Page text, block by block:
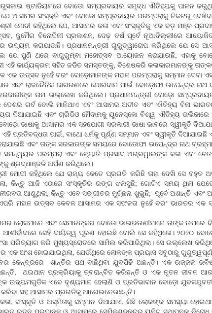
ଷ୍ଟାଡିୟମରେ ବୋଡୋ ସମ୍ପ୍ରଦାୟର ସମୃଦ୍ଧ ଐତିହ୍ୟକୁ ପାଳନ
ଆସାମର ସଂସ୍କୃତି ଏବଂ ବୋଡୋ ସମ୍ପ୍ରଦାୟର ପରମ୍ପରାକୁ ନିକଟରୁ
ମୋଦୀ କହିଥିଲେ ଯେ, ଆସାମର କଳା ଏବଂ ସଂସ୍କୃତିକୁ ଏକ ବଡ଼ ମଞ୍ଚ
ଜୁମୈର ବିନୋଦିନୀ ପ୍ରକାଶନ, ଦେଢ଼ ବର୍ଷ ପୂର୍ବେ ନୂଆଦିଲ୍ଲୀରେ
କରାଯାଉଛି। ପ୍ରଧାନମନ୍ତ୍ରୀ ଗୁରୁତ୍ୱାରୋପ କରିଥିଲେ ଯେ ସେ
ଯେ ପୁଣି ଥରେ ବାଗୁରୁମ୍ବା ମହୋତ୍ସବ ଆୟୋଜନ କରାଯାଉଛି,
ଏହି କାର୍ଯ୍ୟକ୍ରମ ସହିତ ଜଡିତ ସମସ୍ତଙ୍କୁ, ବିଶେଷକରି କଳାକାରମାନଙ୍କୁ
ଏକ ଉତ୍ସବ ନୁହେଁ ବରଂ ବୋଡ଼ୋମାନଙ୍କ ମହାନ ପରମ୍ପରାକୁ ସମ୍ମାନ
ଏବଂ ରାଜନୈତିକ ଜାଗରଣରେ ଯୋଗଦାନ ପାଇଁ ବୋଡ଼ୋଫା ଉପେନ୍ଦ୍ର
ନାମ ଉଲ୍ଲେଖ କରିଥିଲେ। ପ୍ରଧାନମନ୍ତ୍ରୀ ବୋଡ଼ୋ
ଗର୍ବ ବୋଲି ମାନିଥାଏ ଏବଂ ଆସାମର ଅତୀତ ଏବଂ ଐତିହ୍ୟ ବିନା
ଦିଆଯାଇଛି ଏବଂ ଚାରିଡିଓ ମୈଦାମକୁ ୟୁନେସ୍କୋ ବିଶ୍ୱ ଐତିହ୍ୟ ତାଲିକାରେ
ବୋଡ଼ୋ ଭାଷାକୁ ଆସାମର ଏକ ସହଯୋଗୀ ସରକାରୀ ଭାଷା ଭାବରେ ସ୍ୱୀକୃତି
ପ୍ରତିବଦ୍ଧତା ପାଇଁ, ବାଥୋ ଧର୍ମକୁ ପୂର୍ଣ୍ଣ ସମ୍ମାନ ଏବଂ ସ୍ୱୀକୃତି ଦିଆଯାଇଛି
ଏବଂ ତାଙ୍କ ସରକାରଙ୍କ ସମୟରେ ବୋଡୋଫା ଉପେନ୍ଦ୍ର ନାଥ
ପରମ୍ପରା ଏବଂ ଜ୍ୟୋତି ପ୍ରସାଦ ଅଗ୍ରୱାଲଙ୍କ କଳା ଏବଂ
ଶ୍ରଦ୍ଧାଞ୍ଜଳି ଅର୍ପଣ କରିଥିଲେ।
ମୋଦୀ କହିଥିଲେ ଯେ ରାଜ୍ୟ କେତେ ପ୍ରଗତି କରିଛି ତାହା ଦେଖି ସେ
କିନ୍ତୁ ଆଜି ଏଠାରେ ସଂସ୍କୃତିର ରଙ୍ଗ ଝଲସୁଛି; ଗୋଟିଏ ସମୟ ଥିଲା
ଆଣୁଥିଲା, କିନ୍ତୁ ଏବେ ସଙ୍ଗୀତର ମୁର୍ଚ୍ଛନା ଶୁଭୁଛି; ପୂର୍ବେ ଅଶାନ୍ତି
ମହାନ ଉତ୍ସବ କେବଳ ଆସାମର ଏକ ସଫଳତା ନୁହେଁ ବରଂ ଭାରତର ଏକ
ଲୋକମାନେ ଏବଂ ସେମାନଙ୍କର ବୋଡୋ ଭାଇଭଉଣୀମାନେ ତାଙ୍କ ଉପରେ
ସେହି ଦାୟିତ୍ୱ ପୂରଣ ହୋଇଛି ବୋଲି ସେ କହିଥିଲେ। ୨୦୨୦
ପରିତ୍ୟାଗ କରି ମୁଖ୍ୟସ୍ରୋତରେ ସାମିଲ କରିପାରିଥିଲା। ସେ ଉଲ୍ଲେଖ
ଏକ ଅଂଶ ହୋଇଯାଇଥିଲା, ଯେଉଁଥିରେ ଲୋକଙ୍କ ପ୍ରୟାସ ସବୁଠାରୁ
କେନ୍ଦ୍ରରେ ଶାନ୍ତିର ପଥ ବାଛିଥିବା ଯୁବପିଢି ଅଛନ୍ତି। ଏକ ଉଜ୍ଜଳ
ଥଇଥାନ ପ୍ରକ୍ରିୟାକୁ ତ୍ବରାନ୍ବିତ କରିଛନ୍ତି ଓ ଏକ ନୂତନ ଜୀବନ
ଉଦ୍ୟମଗୁଡିକ ଏବେ ଦୃଶ୍ୟମାନ ହେଲାଣି ଓ ପ୍ରତିଭାବାନ ବୋଡ଼ୋ ଯୁବକଯୁବତୀ
ସହ ଆସାମର ପ୍ରଗତିକୁ ଆଗେଇନେଉଛନ୍ତି।
ସଂସ୍କୃତି ଓ ଅସ୍ମିତାକୁ ସମ୍ମାନ ଦିଆଯାଏ, କିଛି ଲୋକଙ୍କ ସମସ୍ୟା